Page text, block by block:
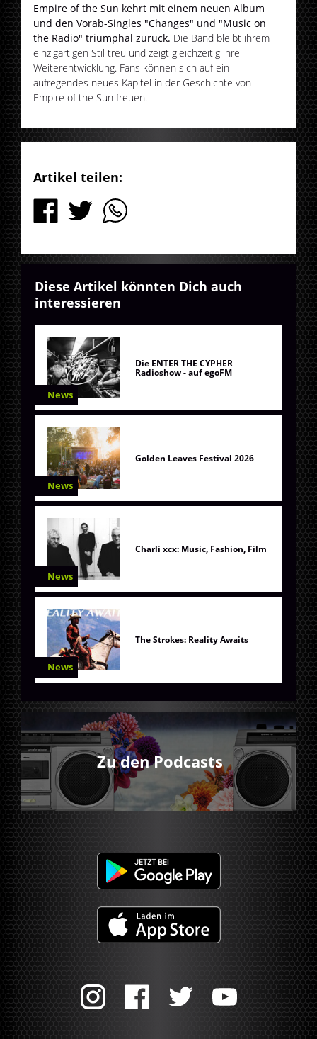
Empire of the Sun kehrt mit einem neuen Album
und den Vorab-Singles "Changes" und "Music on
the Radio" triumphal zurück. Die Band bleibt ihrem
einzigartigen Stil treu und zeigt gleichzeitig ihre
Weiterentwicklung. Fans können sich auf ein
aufregendes neues Kapitel in der Geschichte von
Empire of the Sun freuen.
Artikel teilen:
Diese Artikel könnten Dich auch
interessieren
News
Die ENTER THE CYPHER
Radioshow - auf egoFM
News
Golden Leaves Festival 2026
News
Charli xcx: Music, Fashion, Film
News
The Strokes: Reality Awaits
Zu den Podcasts